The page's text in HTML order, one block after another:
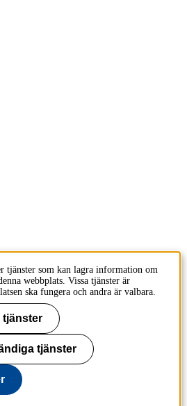
tjänster som kan lagra information om
webbplats. Vissa tjänster är
ska fungera och andra är valbara.
tjänster
tjänster